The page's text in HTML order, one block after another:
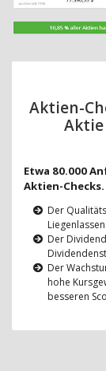
Aktien-
Etwa 80.000
Aktien-Checks.
Der
Der
Der
hohe
besseren